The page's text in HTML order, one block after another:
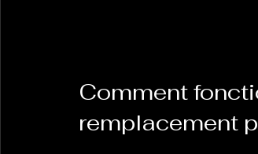
Comment
remplacement